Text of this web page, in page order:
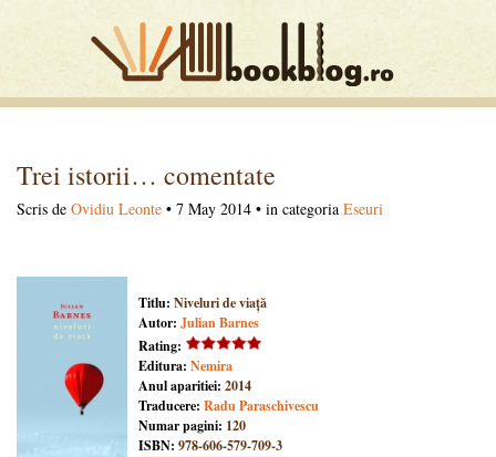
Trei istorii… comentate
Scris de Ovidiu Leonte • 7 May 2014 • in categoria Eseuri
Titlu: Niveluri de viață
Autor: Julian Barnes
Rating:
Editura: Nemira
Anul aparitiei: 2014
Traducere: Radu Paraschivescu
Numar pagini: 120
ISBN: 978-606-579-709-3